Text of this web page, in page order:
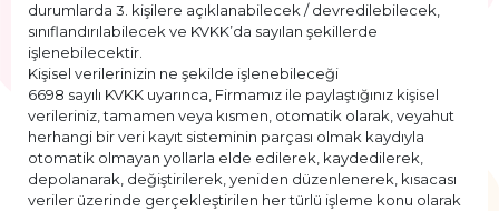
durumlarda 3. kişilere açıklanabilecek / devredilebilecek,
sınıflandırılabilecek ve KVKK’da sayılan şekillerde
işlenebilecektir.
Kişisel verilerinizin ne şekilde işlenebileceği
6698 sayılı KVKK uyarınca, Firmamız ile paylaştığınız kişisel
verileriniz, tamamen veya kısmen, otomatik olarak, veyahut
herhangi bir veri kayıt sisteminin parçası olmak kaydıyla
otomatik olmayan yollarla elde edilerek, kaydedilerek,
depolanarak, değiştirilerek, yeniden düzenlenerek, kısacası
veriler üzerinde gerçekleştirilen her türlü işleme konu olarak